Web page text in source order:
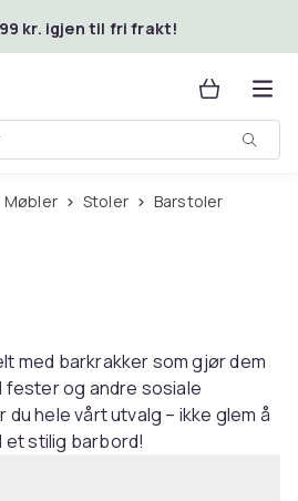
kr. igjen til fri frakt!
Møbler Stoler Barstoler
med barkrakker som gjør dem
og andre sosiale
du hele vårt utvalg – ikke glem å
et stilig barbord!